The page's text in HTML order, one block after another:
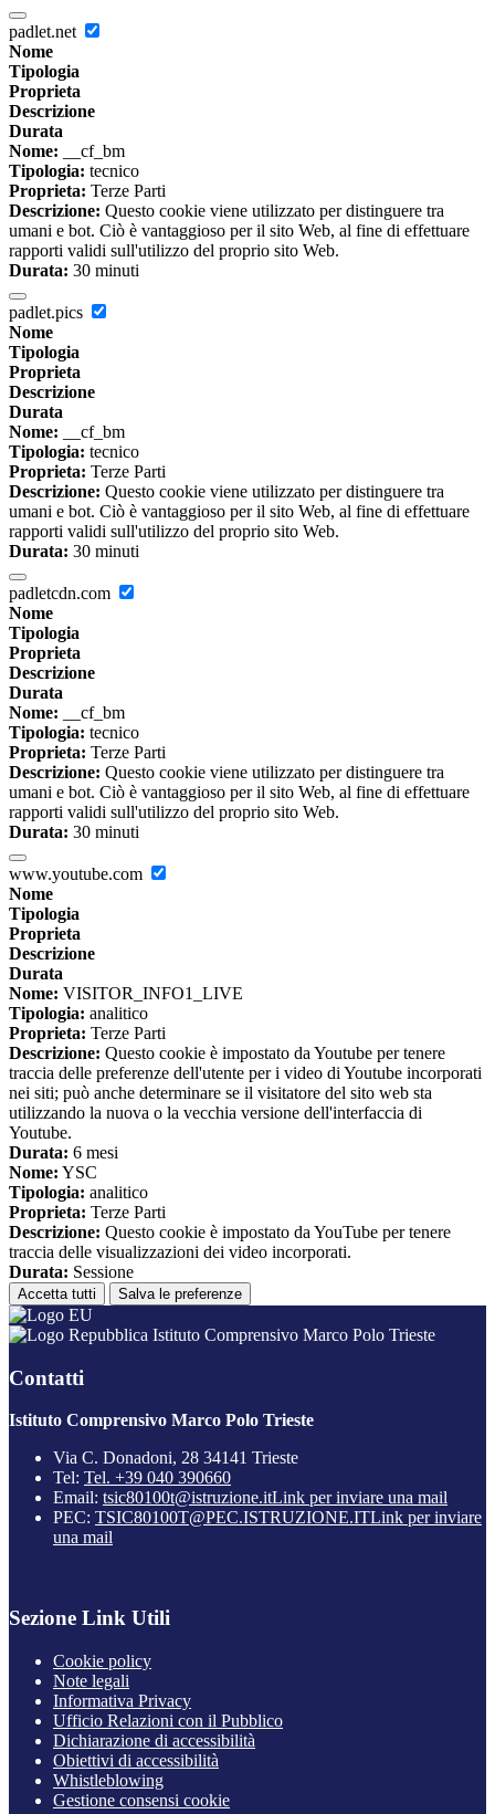
padlet.net
Nome
Tipologia
Proprieta
Descrizione
Durata
Nome: __cf_bm
Tipologia: tecnico
Proprieta: Terze Parti
Descrizione: Questo cookie viene utilizzato per distinguere tra
umani e bot. Ciò è vantaggioso per il sito Web, al fine di effettuare
rapporti validi sull'utilizzo del proprio sito Web.
Durata: 30 minuti
padlet.pics
Nome
Tipologia
Proprieta
Descrizione
Durata
Nome: __cf_bm
Tipologia: tecnico
Proprieta: Terze Parti
Descrizione: Questo cookie viene utilizzato per distinguere tra
umani e bot. Ciò è vantaggioso per il sito Web, al fine di effettuare
rapporti validi sull'utilizzo del proprio sito Web.
Durata: 30 minuti
padletcdn.com
Nome
Tipologia
Proprieta
Descrizione
Durata
Nome: __cf_bm
Tipologia: tecnico
Proprieta: Terze Parti
Descrizione: Questo cookie viene utilizzato per distinguere tra
umani e bot. Ciò è vantaggioso per il sito Web, al fine di effettuare
rapporti validi sull'utilizzo del proprio sito Web.
Durata: 30 minuti
www.youtube.com
Nome
Tipologia
Proprieta
Descrizione
Durata
Nome: VISITOR_INFO1_LIVE
Tipologia: analitico
Proprieta: Terze Parti
Descrizione: Questo cookie è impostato da Youtube per tenere
traccia delle preferenze dell'utente per i video di Youtube incorporati
nei siti; può anche determinare se il visitatore del sito web sta
utilizzando la nuova o la vecchia versione dell'interfaccia di
Youtube.
Durata: 6 mesi
Nome: YSC
Tipologia: analitico
Proprieta: Terze Parti
Descrizione: Questo cookie è impostato da YouTube per tenere
traccia delle visualizzazioni dei video incorporati.
Durata: Sessione
Accetta tutti Salva le preferenze
Istituto Comprensivo Marco Polo Trieste
Contatti
Istituto Comprensivo Marco Polo Trieste
Via C. Donadoni, 28 34141 Trieste
Tel: Tel. +39 040 390660
Email: tsic80100t@istruzione.itLink per inviare una mail
PEC: TSIC80100T@PEC.ISTRUZIONE.ITLink per inviare
una mail
Sezione Link Utili
Cookie policy
Note legali
Informativa Privacy
Ufficio Relazioni con il Pubblico
Dichiarazione di accessibilità
Obiettivi di accessibilità
Whistleblowing
Gestione consensi cookie